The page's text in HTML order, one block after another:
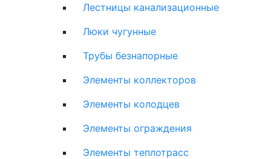
Лестницы канализационные
Люки чугунные
Трубы безнапорные
Элементы коллекторов
Элементы колодцев
Элементы ограждения
Элементы теплотрасс